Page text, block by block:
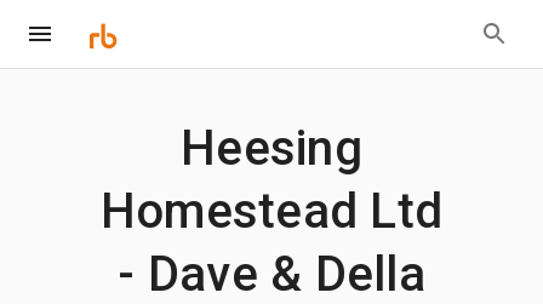
Heesing
Homestead Ltd
- Dave & Della